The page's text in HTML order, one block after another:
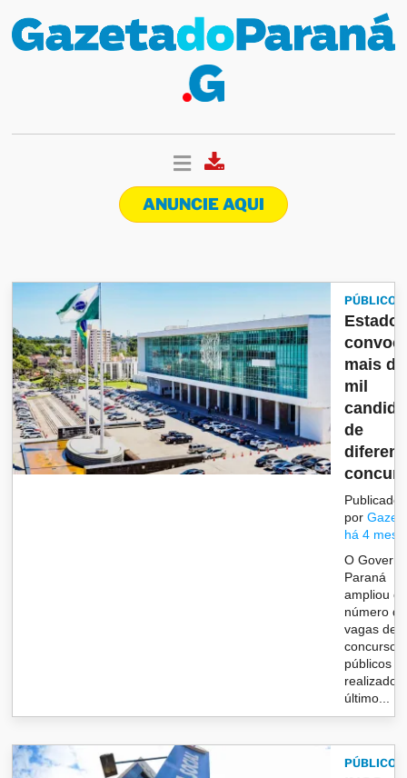
ANUNCIE AQUI
PÚBLICO
Estado
mais
mil
de
Publicado
por
há 4
O
Paraná
ampliou o
número de
vagas de
concursos
públicos
realizados
último...
PÚBLICO